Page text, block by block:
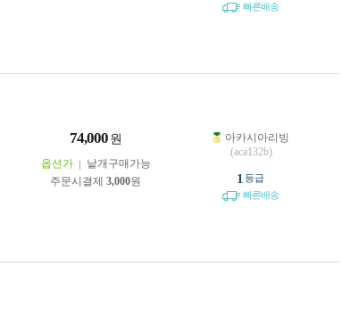
빠른배송
74,000 원
옵션가
낱개구매가능
주문시결제 3,000원
아카시아리빙
(aca132b)
1 등급
빠른배송